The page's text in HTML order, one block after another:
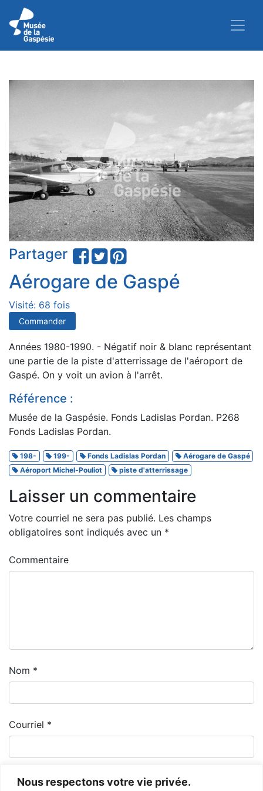
Nous respectons votre vie privée.
Partager
Aérogare de Gaspé
Visité: 68 fois
Commander
Années 1980-1990. - Négatif noir & blanc représentant
une partie de la piste d'atterrissage de l'aéroport de
Gaspé. On y voit un avion à l'arrêt.
Référence :
Musée de la Gaspésie. Fonds Ladislas Pordan. P268
Fonds Ladislas Pordan.
198- 199- Fonds Ladislas Pordan
Aérogare de Gaspé
Aéroport Michel-Pouliot
piste d'atterrissage
Laisser un commentaire
Votre courriel ne sera pas publié. Les champs
obligatoires sont indiqués avec un *
Commentaire
Nom *
Courriel *